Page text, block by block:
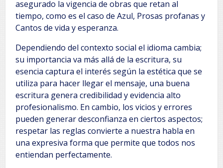
asegurado la vigencia de obras que retan al
tiempo, como es el caso de Azul, Prosas profanas y
Cantos de vida y esperanza.
Dependiendo del contexto social el idioma cambia;
su importancia va más allá de la escritura, su
esencia captura el interés según la estética que se
utiliza para hacer llegar el mensaje, una buena
escritura genera credibilidad y evidencia alto
profesionalismo. En cambio, los vicios y errores
pueden generar desconfianza en ciertos aspectos;
respetar las reglas convierte a nuestra habla en
una expresiva forma que permite que todos nos
entiendan perfectamente.